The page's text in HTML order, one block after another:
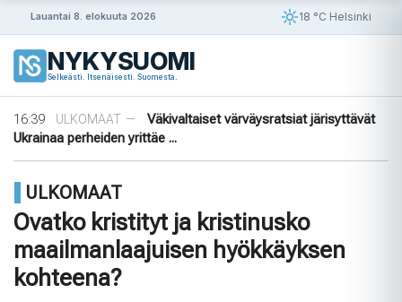
Lauantai 8. elokuuta 2026 18 °C Helsinki
NYKYSUOMI
Selkeästi. Itsenäisesti. Suomesta.
09:08 VIIHDE —
Rapujuhlat – Ruotsin loppukesän rituaali
19:48
ULKOMAAT —
Uusi valvontateknologia luo digitaalisen
sormenjäljen ajoneuvon laitteista ...
16:39
ULKOMAAT —
Väkivaltaiset värväysratsiat järisyttävät
Ukrainaa perheiden yrittäe ...
14:42
Norjalainen viikinkihauta avattiin
09:08
VIIHDE —
19:48
ULKOMAAT —
Uusi valvontateknologia luo digitaalisen
sormenjäljen ajoneuvon laitteista ...
ULKOMAAT
Ovatko kristityt ja kristinusko
maailmanlaajuisen hyökkäyksen
kohteena?